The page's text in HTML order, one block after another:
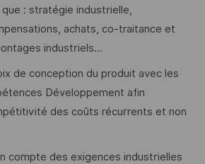
: stratégie industrielle,
achats, co-traitance et
industriels…
de conception du produit avec les
Développement afin
des coûts récurrents et non
compte des exigences industrielles